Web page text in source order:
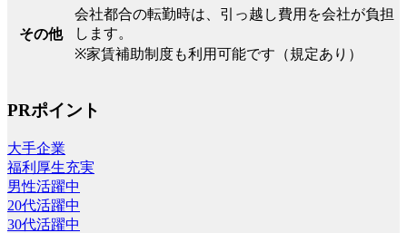
その他
会社都合の転勤時は、引っ越し費用を会社が負担
します。
※家賃補助制度も利用可能です（規定あり）
PRポイント
大手企業
福利厚生充実
男性活躍中
20代活躍中
30代活躍中